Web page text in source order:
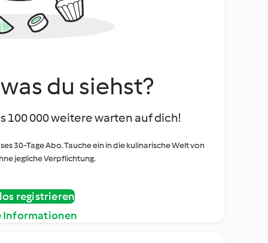
du siehst?
100 000 weitere warten auf dich!
30-Tage Abo. Tauche ein in die kulinarische Welt von
jegliche Verpflichtung.
registrieren
Informationen